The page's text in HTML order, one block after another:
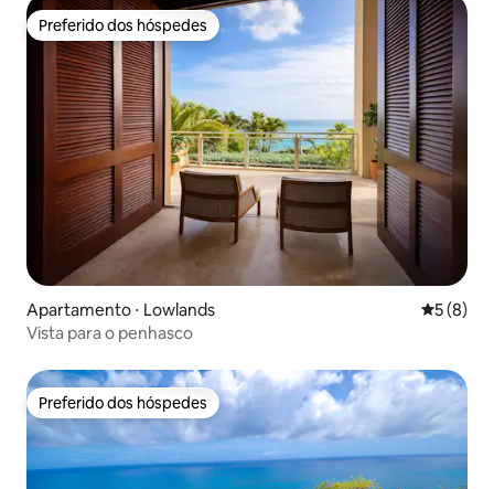
Preferido dos hóspedes
Preferido dos hóspedes
Apartamento ⋅ Lowlands 5 de
5 (8)
Vista para o penhasco
Preferido dos hóspedes
Preferido dos hóspedes